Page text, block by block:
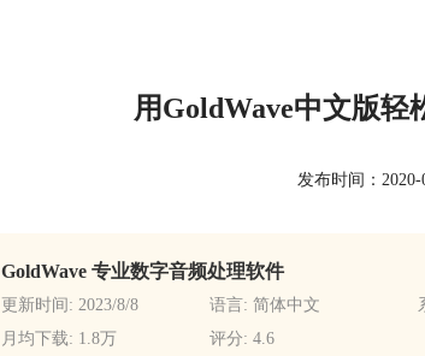
用GoldWave中文版轻
发布时间：2020-
GoldWave 专业数字音频处理软件
更新时间: 2023/8/8 语言: 简体中文
月均下载: 1.8万
评分: 4.6